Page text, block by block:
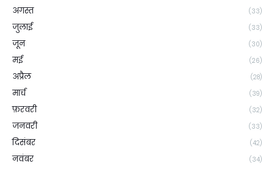
अगस्त (33)
जुलाई (33)
जून (30)
मई (26)
अप्रैल (28)
मार्च (39)
फ़रवरी (32)
जनवरी (33)
दिसंबर (42)
नवंबर (34)